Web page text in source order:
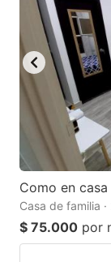
Como en casa
Casa de familia
$ 75.000 por